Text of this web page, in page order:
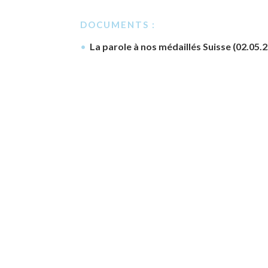
DOCUMENTS :
La parole à nos médaillés Suisse